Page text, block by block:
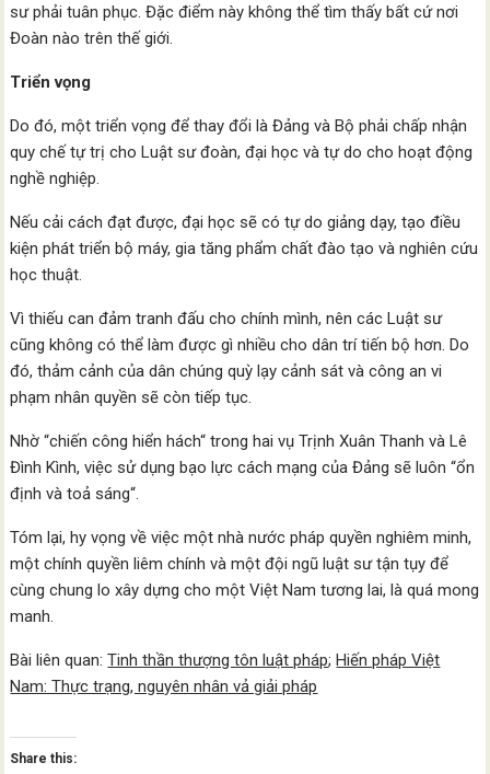
sư phải tuân phục. Đặc điểm này không thể tìm thấy bất cứ nơi
Đoàn nào trên thế giới.
Triển vọng
Do đó, một triển vọng để thay đổi là Đảng và Bộ phải chấp nhận
quy chế tự trị cho Luật sư đoàn, đại học và tự do cho hoạt động
nghề nghiệp.
Nếu cải cách đạt được, đại học sẽ có tự do giảng dạy, tạo điều
kiện phát triển bộ máy, gia tăng phẩm chất đào tạo và nghiên cứu
học thuật.
Vì thiếu can đảm tranh đấu cho chính mình, nên các Luật sư
cũng không có thể làm được gì nhiều cho dân trí tiến bộ hơn. Do
đó, thảm cảnh của dân chúng quỳ lạy cảnh sát và công an vi
phạm nhân quyền sẽ còn tiếp tục.
Nhờ “chiến công hiển hách“ trong hai vụ Trịnh Xuân Thanh và Lê
Đình Kình, việc sử dụng bạo lực cách mạng của Đảng sẽ luôn “ổn
định và toả sáng“.
Tóm lại, hy vọng về việc một nhà nước pháp quyền nghiêm minh,
một chính quyền liêm chính và một đội ngũ luật sư tận tụy để
cùng chung lo xây dựng cho một Việt Nam tương lai, là quá mong
manh.
Bài liên quan:Tinh thần thượng tôn luật pháp;Hiến pháp Việt
Nam: Thực trạng, nguyên nhân vả giải pháp
Share this: